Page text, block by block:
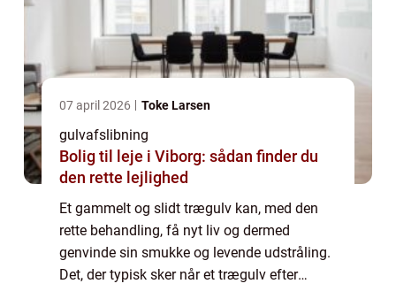
07 april 2026 Toke Larsen
gulvafslibning
Bolig til leje i Viborg: sådan finder du
den rette lejlighed
Et gammelt og slidt trægulv kan, med den
rette behandling, få nyt liv og dermed
genvinde sin smukke og levende udstråling.
Det, der typisk sker når et trægulv efter